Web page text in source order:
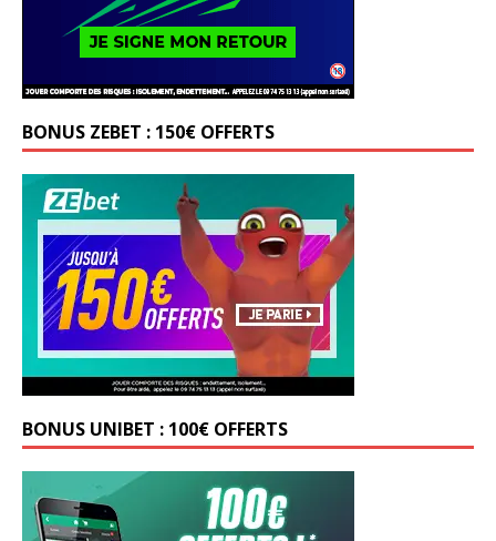
BONUS ZEBET : 150€ OFFERTS
BONUS UNIBET : 100€ OFFERTS